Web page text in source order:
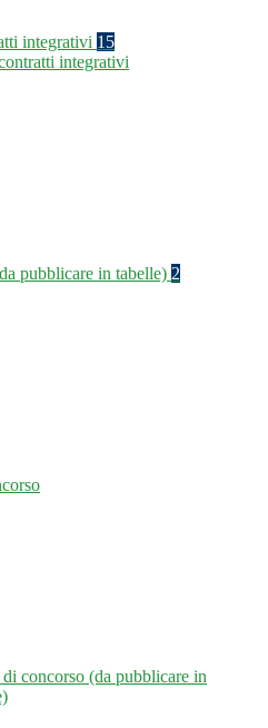
integrativi 15
integrativi
pubblicare in tabelle) 2
concorso (da pubblicare in